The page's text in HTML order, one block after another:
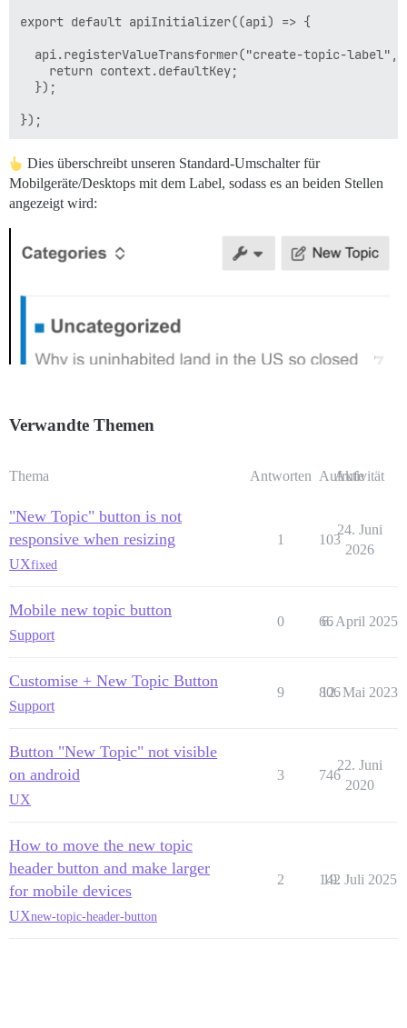
export default apiInitializer((api) => {
api.registerValueTransformer("create-topic-label",
    return context.defaultKey;
  });
Dies überschreibt unseren Standard-Umschalter für
Mobilgeräte/Desktops mit dem Label, sodass es an beiden Stellen
angezeigt wird:
Verwandte Themen
Thema Antworten Aufrufe
Aktivität
"New Topic" button is not
responsive when resizing
UXfixed
1 103
24. Juni
2026
Mobile new topic button
Support
0 66
6. April 2025
Customise + New Topic Button
Support
9 806
12. Mai 2023
Button "New Topic" not visible
on android
UX
3 746
22. Juni
2020
How to move the new topic
header button and make larger
for mobile devices
UXnew-topic-header-button
2 142
19. Juli 2025